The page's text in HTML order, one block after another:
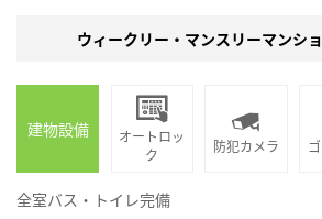
ウィークリー・マンスリーマンシ
建物設備
オートロッ
ク
防犯カメラ
全室バス・トイレ完備